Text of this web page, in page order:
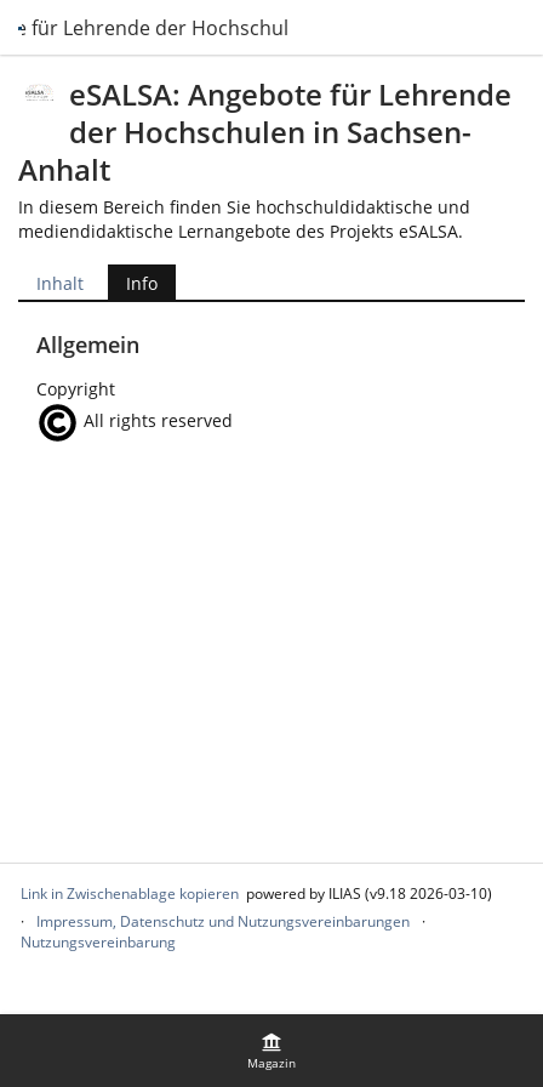
für Lehrende der Hochschulen in Sachsen-Anhalt
Magazin
eSALSA: Angebote für Lehrende
der Hochschulen in Sachsen-
Anhalt
In diesem Bereich finden Sie hochschuldidaktische und
mediendidaktische Lernangebote des Projekts eSALSA.
Inhalt Info
Allgemein
Copyright
All rights reserved
Link in Zwischenablage kopieren powered by ILIAS (v9.18 2026-03-10)
Impressum, Datenschutz und Nutzungsvereinbarungen
Nutzungsvereinbarung